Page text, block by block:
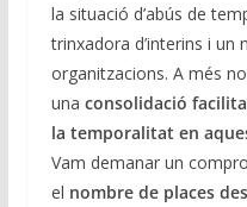
la situació d’abús de
trinxadora d’interins i un
organitzacions. A més
una consolidació
la temporalitat en
Vam demanar un
el nombre de places